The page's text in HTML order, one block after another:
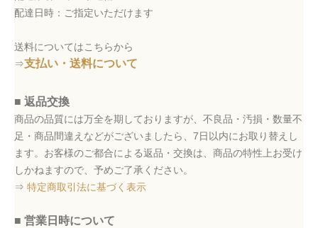
配達日時：ご指定いただけます
送料についてはこちらから
⇒支払い・送料について
■ 返品交換
商品の品質には万全を期しておりますが、不良品・汚損・数量不
足・商品間違えなどがございましたら、7日以内にお取り替えし
ます。お客様のご都合による返品・交換は、商品の特性上お受け
しかねますので、予めご了承ください。
⇒ 特定商取引法に基づく表示
■ 営業日時について